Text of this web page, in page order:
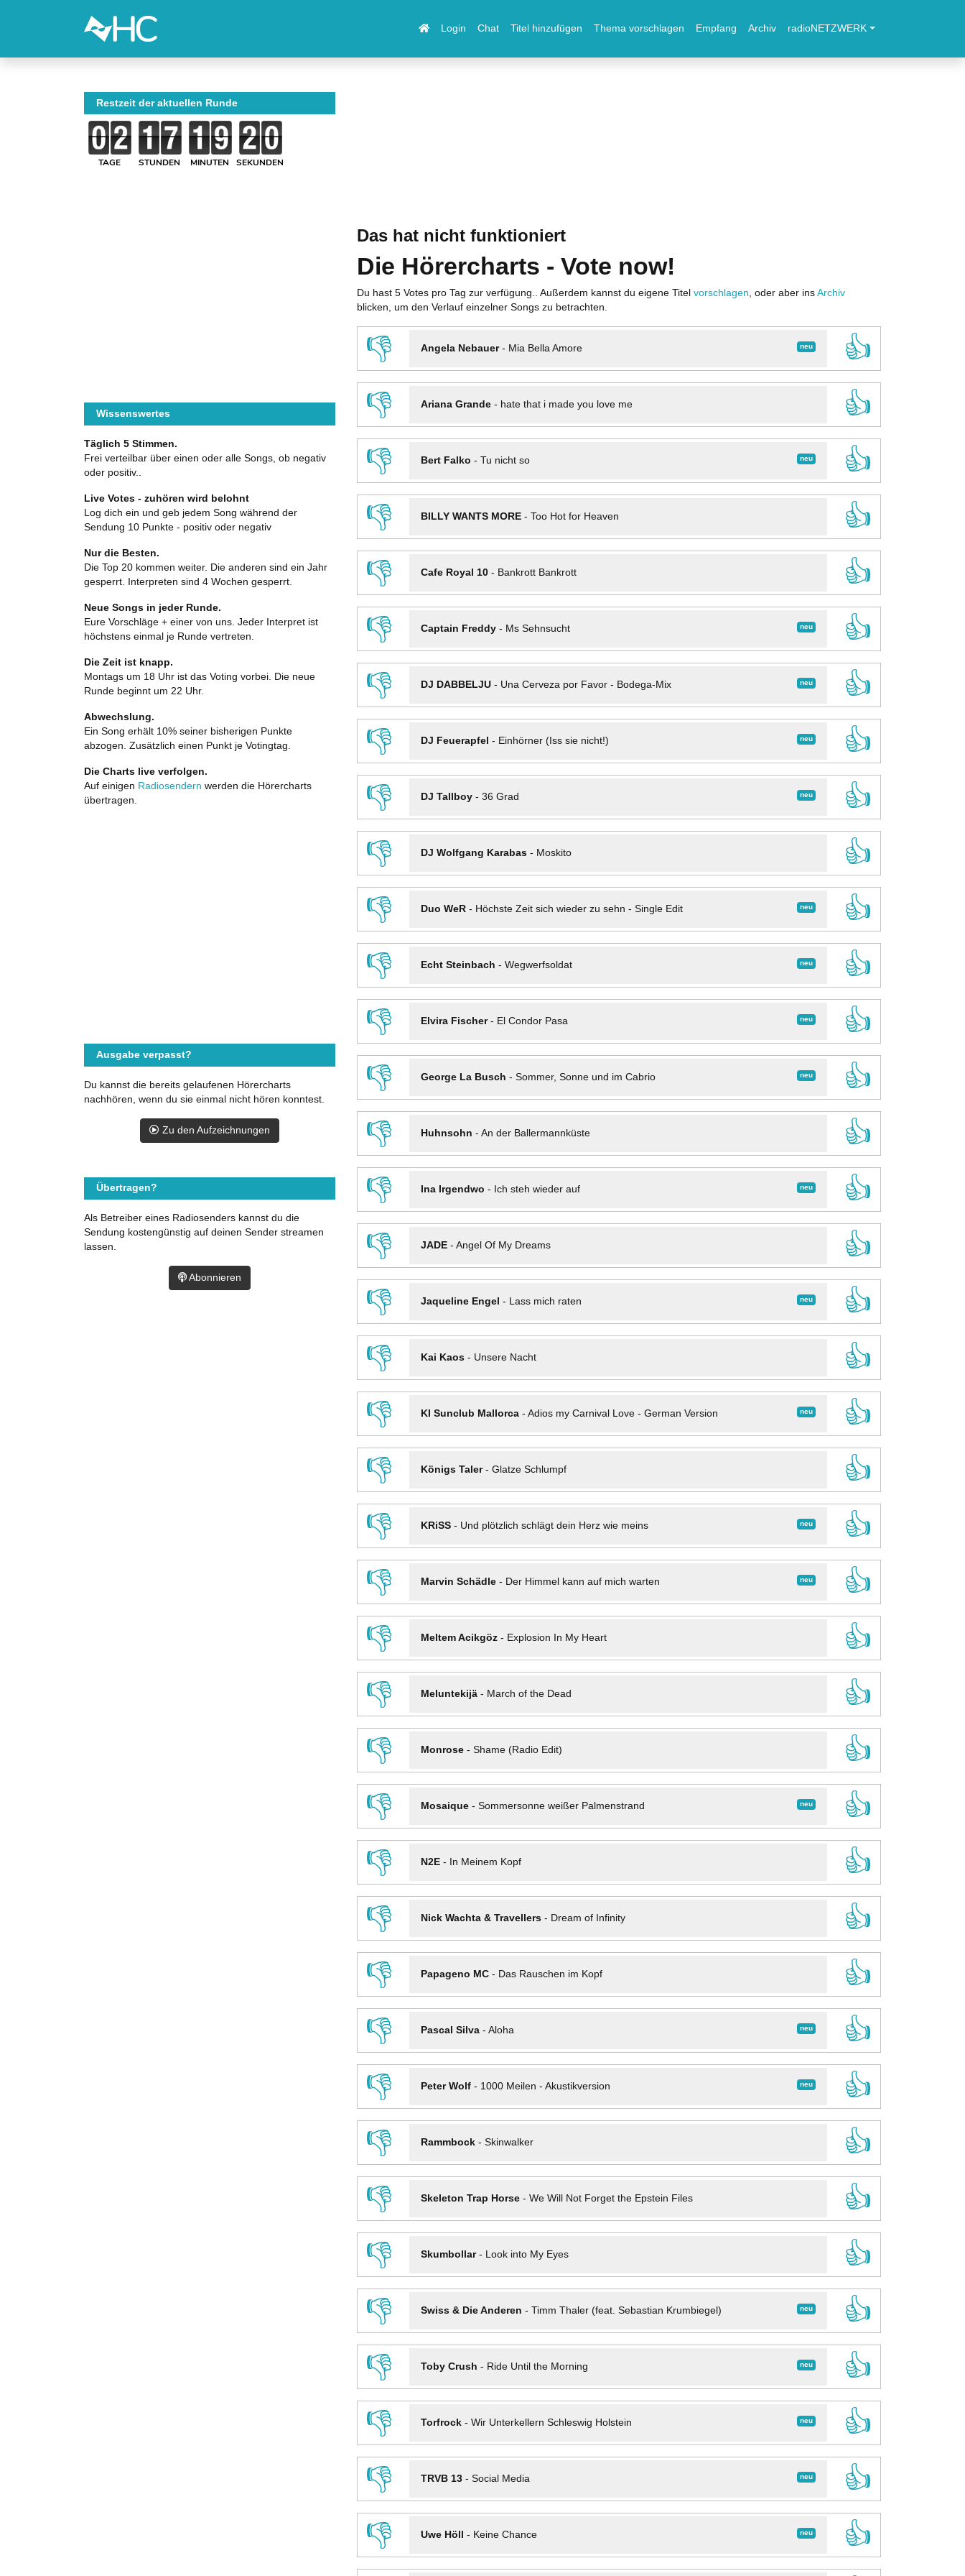
Login Chat Titel hinzufügen Thema vorschlagen Empfang Archiv radioNETZWERK
Das hat nicht funktioniert
Die Hörercharts - Vote now!
Du hast 5 Votes pro Tag zur verfügung.. Außerdem kannst du eigene Titel vorschlagen , oder aber ins Archiv
blicken, um den Verlauf einzelner Songs zu betrachten.
👎 neu
Angela Nebauer- Mia Bella Amore
👍
👎
Ariana Grande- hate that i made you love me
👍
👎
neu
Bert Falko - Tu nicht so
👍
👎
BILLY WANTS MORE- Too Hot for Heaven
👍
👎
Cafe Royal 10- Bankrott Bankrott
👍
👎
neu
Captain Freddy- Ms Sehnsucht
👍
👎
neu
DJ DABBELJU- Una Cerveza por Favor - Bodega-Mix
👍
👎
neu
DJ Feuerapfel - Einhörner (Iss sie nicht!)
👍
👎
neu
DJ Tallboy- 36 Grad
👍
👎
DJ Wolfgang Karabas- Moskito
👍
👎
neu
Duo WeR- Höchste Zeit sich wieder zu sehn - Single Edit
👍
👎
neu
Echt Steinbach - Wegwerfsoldat
👍
👎
neu
Elvira Fischer- El Condor Pasa
👍
👎
neu
George La Busch - Sommer, Sonne und im Cabrio
👍
👎
Huhnsohn - An der Ballermannküste
👍
👎
neu
Ina Irgendwo - Ich steh wieder auf
👍
👎
JADE- Angel Of My Dreams
👍
👎
neu
Jaqueline Engel - Lass mich raten
👍
👎
Kai Kaos- Unsere Nacht
👍
👎
neu
KI Sunclub Mallorca- Adios my Carnival Love - German Version
👍
👎
Königs Taler- Glatze Schlumpf
👍
👎
neu
KRiSS- Und plötzlich schlägt dein Herz wie meins
👍
👎
neu
Marvin Schädle- Der Himmel kann auf mich warten
👍
👎
Meltem Acikgöz- Explosion In My Heart
👍
👎
Meluntekijä- March of the Dead
👍
👎
Monrose- Shame (Radio Edit)
👍
👎
neu
Mosaique- Sommersonne weißer Palmenstrand
👍
👎
N2E- In Meinem Kopf
👍
👎
Nick Wachta & Travellers- Dream of Infinity
👍
👎
Papageno MC- Das Rauschen im Kopf
👍
👎
neu
Pascal Silva- Aloha
👍
👎
neu
Peter Wolf- 1000 Meilen - Akustikversion
👍
👎
Rammbock- Skinwalker
👍
👎
Skeleton Trap Horse- We Will Not Forget the Epstein Files
👍
👎
Skumbollar- Look into My Eyes
👍
👎
neu
Swiss & Die Anderen - Timm Thaler (feat. Sebastian Krumbiegel)
👍
👎
neu
Toby Crush - Ride Until the Morning
👍
👎
neu
Torfrock- Wir Unterkellern Schleswig Holstein
👍
👎
neu
TRVB 13- Social Media
👍
👎
neu
Uwe Höll - Keine Chance
👍
Restzeit der aktuellen Runde
TAGE STUNDEN MINUTEN SEKUNDEN
Wissenswertes
Täglich 5 Stimmen.
Frei verteilbar über einen oder alle Songs, ob negativ
oder positiv..
Live Votes - zuhören wird belohnt
Log dich ein und geb jedem Song während der
Sendung 10 Punkte - positiv oder negativ
Nur die Besten.
Die Top 20 kommen weiter. Die anderen sind ein Jahr
gesperrt. Interpreten sind 4 Wochen gesperrt.
Neue Songs in jeder Runde.
Eure Vorschläge + einer von uns. Jeder Interpret ist
höchstens einmal je Runde vertreten.
Die Zeit ist knapp.
Montags um 18 Uhr ist das Voting vorbei. Die neue
Runde beginnt um 22 Uhr.
Abwechslung.
Ein Song erhält 10% seiner bisherigen Punkte
abzogen. Zusätzlich einen Punkt je Votingtag.
Die Charts live verfolgen.
Auf einigen Radiosendern werden die Hörercharts
übertragen.
Ausgabe verpasst?
Du kannst die bereits gelaufenen Hörercharts
nachhören, wenn du sie einmal nicht hören konntest.
Zu den Aufzeichnungen
Übertragen?
Als Betreiber eines Radiosenders kannst du die
Sendung kostengünstig auf deinen Sender streamen
lassen.
Abonnieren